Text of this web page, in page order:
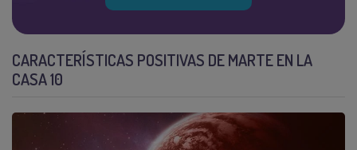
CARACTERÍSTICAS POSITIVAS DE MARTE EN LA
CASA 10